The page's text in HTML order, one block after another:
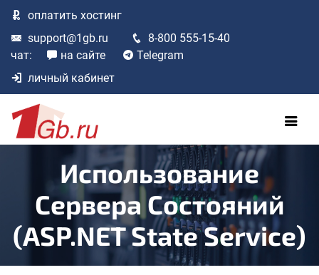
оплатить хостинг
support@1gb.ru
8-800 555-15-40
чат:
на сайте
Telegram
личный кабинет
Использование
Сервера Состояний
(ASP.NET State Service)